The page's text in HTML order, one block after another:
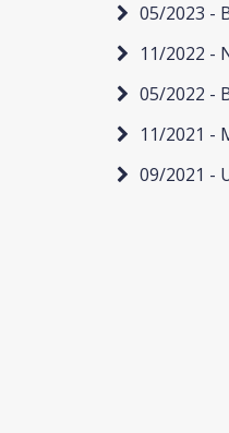
05/2023 -
11/2022 -
05/2022 -
11/2021 -
09/2021 -